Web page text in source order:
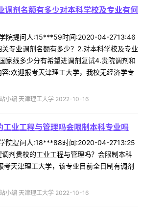
调剂名额有多少对本科学校及专业有何
院提问人:15***59时间:2020-04-2713:46
专业调剂名额有多少？2.对本科学校及专业
家线多少分有希望进调剂复试4.贵院调剂和
:欢迎报考天津理工大学，我校无经济学专
小编 天津理工大学 2022-10-16
业工程与管理吗会限制本科专业吗
院提问人:18***88时间:2020-04-2713:25
剂贵校的工业工程与管理吗？会限制本科
考天津理工大学，该专业目前全日制有调剂
小编 天津理工大学 2022-10-16